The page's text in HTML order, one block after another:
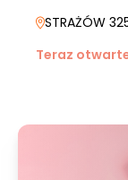
STRAŻÓW
Teraz